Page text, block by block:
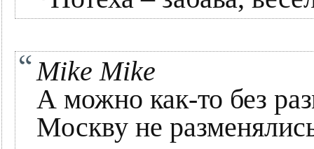
Mike Mike
А можно как-то без
Москву не